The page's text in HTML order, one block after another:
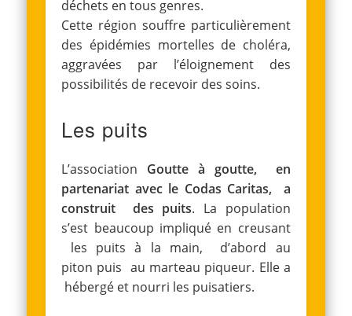
déchets en tous genres.
Cette région souffre particulièrement
des épidémies mortelles de choléra,
aggravées par l’éloignement des
possibilités de recevoir des soins.
Les puits
L’association Goutte à goutte, en
partenariat avec le Codas Caritas, a
construit des puits. La population
s’est beaucoup impliqué en creusant
les puits à la main, d’abord au
piton puis au marteau piqueur. Elle a
hébergé et nourri les puisatiers.